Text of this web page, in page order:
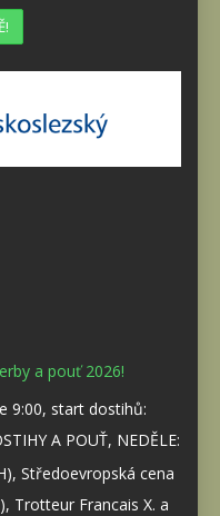
a pouť 2026!
9:00, start dostihů:
A POUŤ, NEDĚLE:
Středoevropská cena
Trotteur Francais X. a